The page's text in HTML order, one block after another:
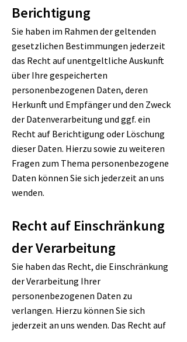
Berichtigung
Sie haben im Rahmen der geltenden
gesetzlichen Bestimmungen jederzeit
das Recht auf unentgeltliche Auskunft
über Ihre gespeicherten
personenbezogenen Daten, deren
Herkunft und Empfänger und den Zweck
der Datenverarbeitung und ggf. ein
Recht auf Berichtigung oder Löschung
dieser Daten. Hierzu sowie zu weiteren
Fragen zum Thema personenbezogene
Daten können Sie sich jederzeit an uns
wenden.
Recht auf Einschränkung
der Verarbeitung
Sie haben das Recht, die Einschränkung
der Verarbeitung Ihrer
personenbezogenen Daten zu
verlangen. Hierzu können Sie sich
jederzeit an uns wenden. Das Recht auf